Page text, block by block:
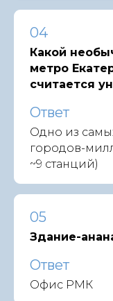
04
Какой
метро
считается
Ответ
Одно из
городов-
~9 станций)
05
Здание-
Ответ
Офис РМК